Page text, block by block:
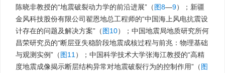
陈晓非教授的“地震破裂动力学的前沿进展”（图8—9）；新疆
金风科技股份有限公司翟恩地总工程师的“中国海上风电抗震设
计存在的问题及解决方案”（图10）；中国地震局地质研究所何
昌荣研究员的“断层亚失稳阶段地震成核过程与前兆：物理基础
与观测实例”（图11）；中国科学技术大学张海江教授的“高精
度地震成像揭示断层结构异常对地震破裂行为的控制作用”（图